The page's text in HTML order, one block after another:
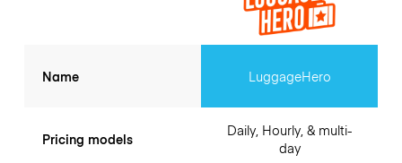
Name
Pricing models
LuggageHero
Daily, Hourly, & multi-
day